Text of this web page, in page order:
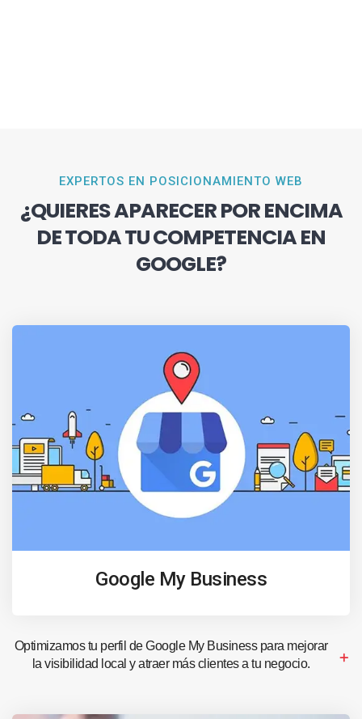
EXPERTOS EN POSICIONAMIENTO WEB
¿QUIERES APARECER POR ENCIMA
DE TODA TU COMPETENCIA EN
GOOGLE?
Google My Business
Optimizamos tu perfil de Google My Business para mejorar
la visibilidad local y atraer más clientes a tu negocio.